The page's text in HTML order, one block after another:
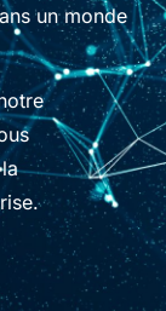
un monde